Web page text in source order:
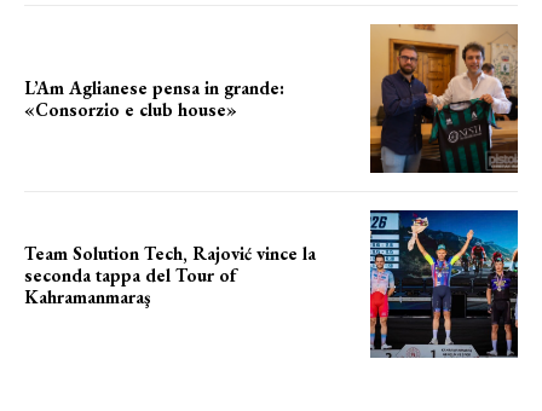
L’Am Aglianese pensa in grande:
«Consorzio e club house»
Team Solution Tech, Rajović vince la
seconda tappa del Tour of
Kahramanmaraş